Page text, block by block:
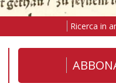
Ricerca in